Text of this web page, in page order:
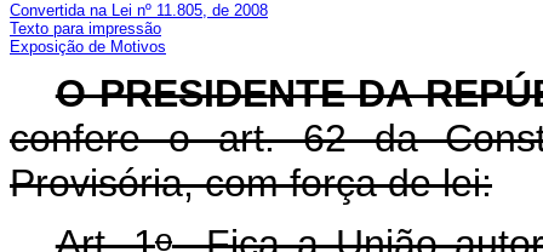
Convertida na Lei nº 11.805, de 2008
Texto para impressão
Exposição de Motivos
O PRESIDENTE DA
confere o art. 62 da
Provisória, com força de lei:
o